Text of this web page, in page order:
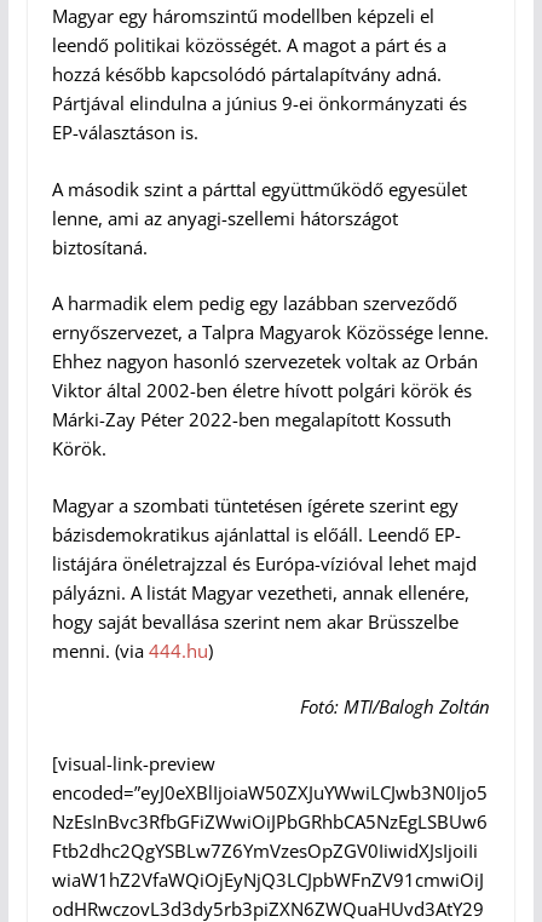
Magyar egy háromszintű modellben képzeli el
leendő politikai közösségét. A magot a párt és a
hozzá később kapcsolódó pártalapítvány adná.
Pártjával elindulna a június 9-ei önkormányzati és
EP-választáson is.
A második szint a párttal együttműködő egyesület
lenne, ami az anyagi-szellemi hátországot
biztosítaná.
A harmadik elem pedig egy lazábban szerveződő
ernyőszervezet, a Talpra Magyarok Közössége lenne.
Ehhez nagyon hasonló szervezetek voltak az Orbán
Viktor által 2002-ben életre hívott polgári körök és
Márki-Zay Péter 2022-ben megalapított Kossuth
Körök.
Magyar a szombati tüntetésen ígérete szerint egy
bázisdemokratikus ajánlattal is előáll. Leendő EP-
listájára önéletrajzzal és Európa-vízióval lehet majd
pályázni. A listát Magyar vezetheti, annak ellenére,
hogy saját bevallása szerint nem akar Brüsszelbe
menni. (via 444.hu)
Fotó: MTI/Balogh Zoltán
[visual-link-preview
encoded=”eyJ0eXBlIjoiaW50ZXJuYWwiLCJwb3N0Ijo5
NzEsInBvc3RfbGFiZWwiOiJPbGRhbCA5NzEgLSBUw6
Ftb2dhc2QgYSBLw7Z6YmVzesOpZGV0IiwidXJsIjoiIi
wiaW1hZ2VfaWQiOjEyNjQ3LCJpbWFnZV91cmwiOiJ
odHRwczovL3d3dy5rb3piZXN6ZWQuaHUvd3AtY29